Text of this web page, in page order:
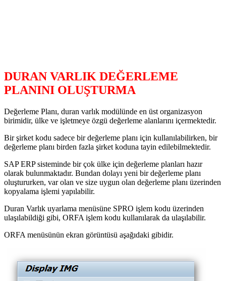
DURAN VARLIK DEĞERLEME
PLANINI OLUŞTURMA
Değerleme Planı, duran varlık modülünde en üst organizasyon
birimidir, ülke ve işletmeye özgü değerleme alanlarını içermektedir.
Bir şirket kodu sadece bir değerleme planı için kullanılabilirken, bir
değerleme planı birden fazla şirket koduna tayin edilebilmektedir.
SAP ERP sisteminde bir çok ülke için değerleme planları hazır
olarak bulunmaktadır. Bundan dolayı yeni bir değerleme planı
oluştururken, var olan ve size uygun olan değerleme planı üzerinden
kopyalama işlemi yapılabilir.
Duran Varlık uyarlama menüsüne SPRO işlem kodu üzerinden
ulaşılabildiği gibi, ORFA işlem kodu kullanılarak da ulaşılabilir.
ORFA menüsünün ekran görüntüsü aşağıdaki gibidir.